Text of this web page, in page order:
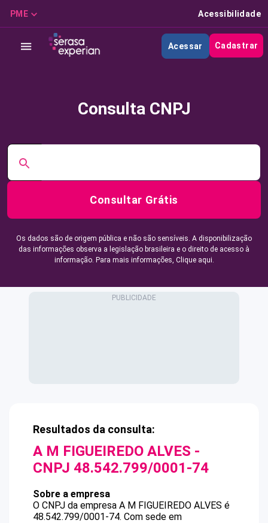
PME Acessibilidade
Acessar Cadastrar
Consulta CNPJ
Consultar Grátis
Os dados são de origem pública e não são sensíveis. A disponibilização
das informações observa a legislação brasileira e o direito de acesso à
informação. Para mais informações, Clique aqui.
Resultados da consulta:
A M FIGUEIREDO ALVES -
CNPJ 48.542.799/0001-74
Sobre a empresa
O CNPJ da empresa A M FIGUEIREDO ALVES é
48.542.799/0001-74. Com sede em